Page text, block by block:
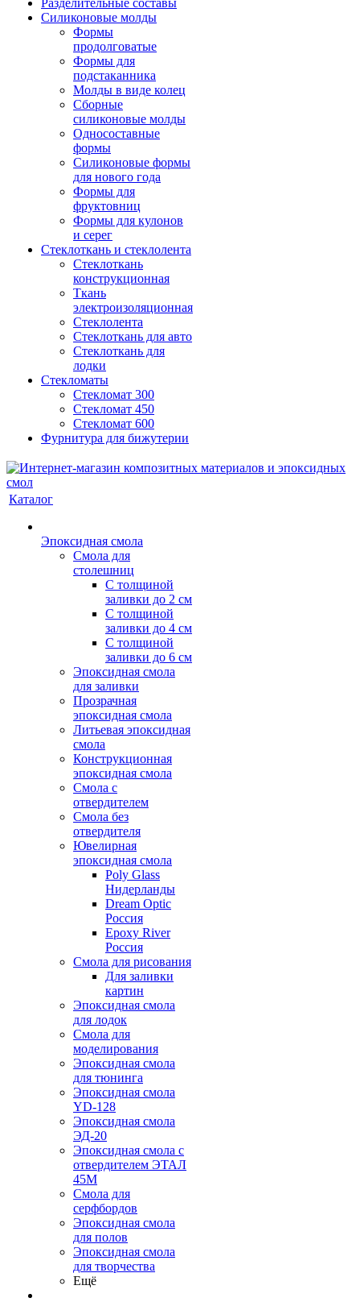
Разделительные составы
Силиконовые молды
Формы
продолговатые
Формы для
подстаканника
Молды в виде колец
Сборные
силиконовые молды
Односоставные
формы
Силиконовые формы
для нового года
Формы для
фруктовниц
Формы для кулонов
и серег
Стеклоткань и стеклолента
Стеклоткань
конструкционная
Ткань
электроизоляционная
Стеклолента
Стеклоткань для авто
Стеклоткань для
лодки
Стекломаты
Стекломат 300
Стекломат 450
Стекломат 600
Фурнитура для бижутерии
Каталог
Эпоксидная смола
Смола для
столешниц
С толщиной
заливки до 2 см
С толщиной
заливки до 4 см
С толщиной
заливки до 6 см
Эпоксидная смола
для заливки
Прозрачная
эпоксидная смола
Литьевая эпоксидная
смола
Конструкционная
эпоксидная смола
Смола с
отвердителем
Смола без
отвердителя
Ювелирная
эпоксидная смола
Poly Glass
Нидерланды
Dream Optic
Россия
Epoxy River
Россия
Смола для рисования
Для заливки
картин
Эпоксидная смола
для лодок
Смола для
моделирования
Эпоксидная смола
для тюнинга
Эпоксидная смола
YD-128
Эпоксидная смола
ЭД-20
Эпоксидная смола с
отвердителем ЭТАЛ
45М
Смола для
серфбордов
Эпоксидная смола
для полов
Эпоксидная смола
для творчества
Ещё